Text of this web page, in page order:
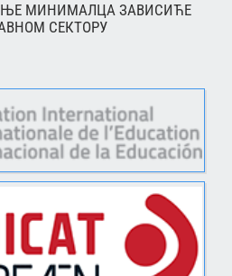
МИНИМАЛЦА ЗАВИСИЋЕ
СЕКТОРУ